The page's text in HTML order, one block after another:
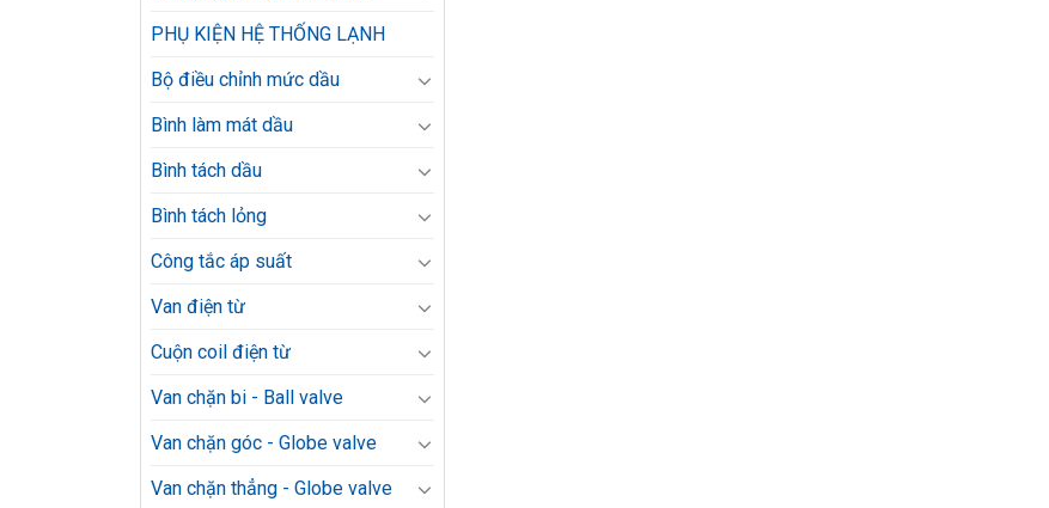
PHỤ KIỆN HỆ THỐNG LẠNH
Bộ điều chỉnh mức dầu
Bình làm mát dầu
Bình tách dầu
Bình tách lỏng
Công tắc áp suất
Van điện từ
Cuộn coil điện từ
Van chặn bi - Ball valve
Van chặn góc - Globe valve
Van chặn thẳng - Globe valve